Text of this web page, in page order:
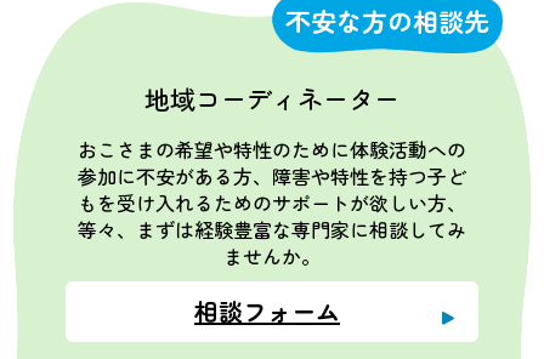
不安な方の相談先
地域コーディネーター
おこさまの希望や特性のために体験活動への
参加に不安がある方、障害や特性を持つ子ど
もを受け入れるためのサポートが欲しい方、
等々、まずは経験豊富な専門家に相談してみ
ませんか。
相談フォーム